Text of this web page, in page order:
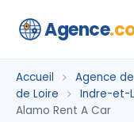
Agence
Accueil Agence
de Loire
Indre-et-
Alamo Rent A Car